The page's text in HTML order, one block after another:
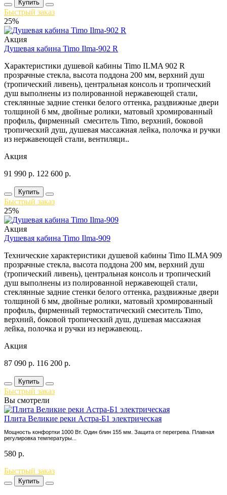
Купить
Быстрый заказ
25%
Акция
Душевая кабина Timo Ilma-902 R
Характеристики душевой кабины Timo ILMA 902 R
прозрачные стекла, высота поддона 200 мм, верхний душ
(тропический ливень), центральная консоль и тропический
душ выполнены из полированной нержавеющей стали,
стеклянные задние стенки белого оттенка, раздвижные двери
толщиной 6 мм, двойные ролики, матовый хромированный
профиль, фирменный смеситель Timo, верхний, боковой
тропический душ, душевая массажная лейка, полочка и ручки
из нержавеющей стали, вентиляци..
Акция
91 990 р. 122 600 р.
Купить
Быстрый заказ
25%
Акция
Душевая кабина Timo Ilma-909
Технические характеристики душевой кабины Timo ILMA 909
прозрачные стекла, высота поддона 200 мм, верхний душ
(тропический ливень), центральная консоль и тропический
душ выполнены из полированной нержавеющей стали,
стеклянные задние стенки белого оттенка, раздвижные двери
толщиной 6 мм, двойные ролики, матовый хромированный
профиль, фирменный термостатический смеситель Timo,
верхний, боковой тропический душ, душевая массажная
лейка, полочка и ручки из нержавеющ..
Акция
87 090 р. 116 200 р.
Купить
Быстрый заказ
Вы смотрели
Плита Великие реки Астра-Б1 электрическая
Мощность конфортки 1000 Вт. Один блин 155 мм. Защита от перегрева. Плавная
регулировка температуры...
580 р.
Быстрый заказ
Купить